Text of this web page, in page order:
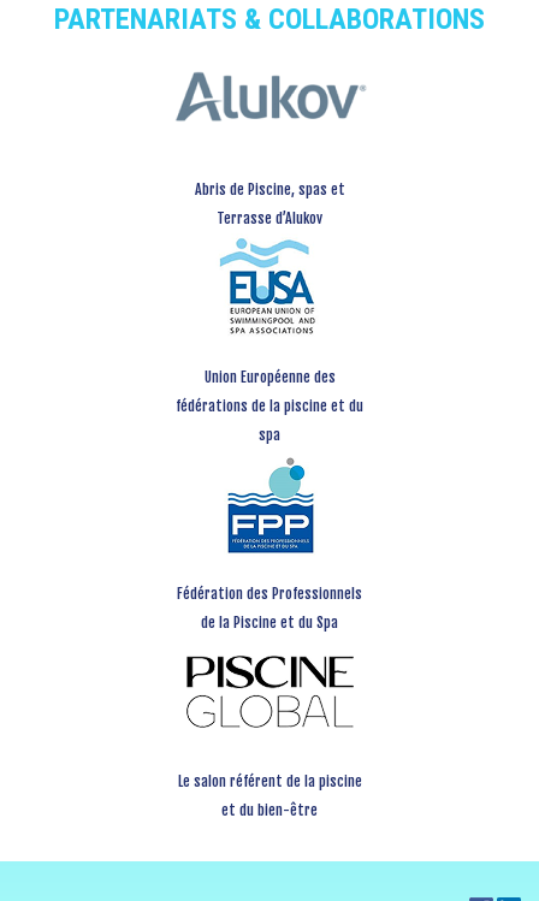
PARTENARIATS & COLLABORATIONS
Abris de Piscine, spas et
Terrasse d’Alukov
Union Européenne des
fédérations de la piscine et du
spa
Fédération des Professionnels
de la Piscine et du Spa
Le salon référent de la piscine
et du bien-être